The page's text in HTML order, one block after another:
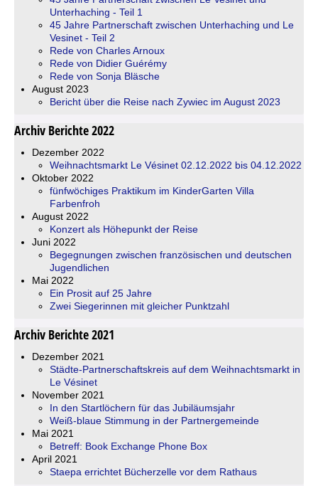
Unterhaching - Teil 1
45 Jahre Partnerschaft zwischen Unterhaching und Le
Vesinet - Teil 2
Rede von Charles Arnoux
Rede von Didier Guérémy
Rede von Sonja Bläsche
August 2023
Bericht über die Reise nach Zywiec im August 2023
Archiv Berichte 2022
Dezember 2022
Weihnachtsmarkt Le Vésinet 02.12.2022 bis 04.12.2022
Oktober 2022
fünfwöchiges Praktikum im KinderGarten Villa
Farbenfroh
August 2022
Konzert als Höhepunkt der Reise
Juni 2022
Begegnungen zwischen französischen und deutschen
Jugendlichen
Mai 2022
Ein Prosit auf 25 Jahre
Zwei Siegerinnen mit gleicher Punktzahl
Archiv Berichte 2021
Dezember 2021
Städte-Partnerschaftskreis auf dem Weihnachtsmarkt in
Le Vésinet
November 2021
In den Startlöchern für das Jubiläumsjahr
Weiß-blaue Stimmung in der Partnergemeinde
Mai 2021
Betreff: Book Exchange Phone Box
April 2021
Staepa errichtet Bücherzelle vor dem Rathaus